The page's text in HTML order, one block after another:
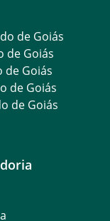
de Goiás
Cidadão
ao Cidadão